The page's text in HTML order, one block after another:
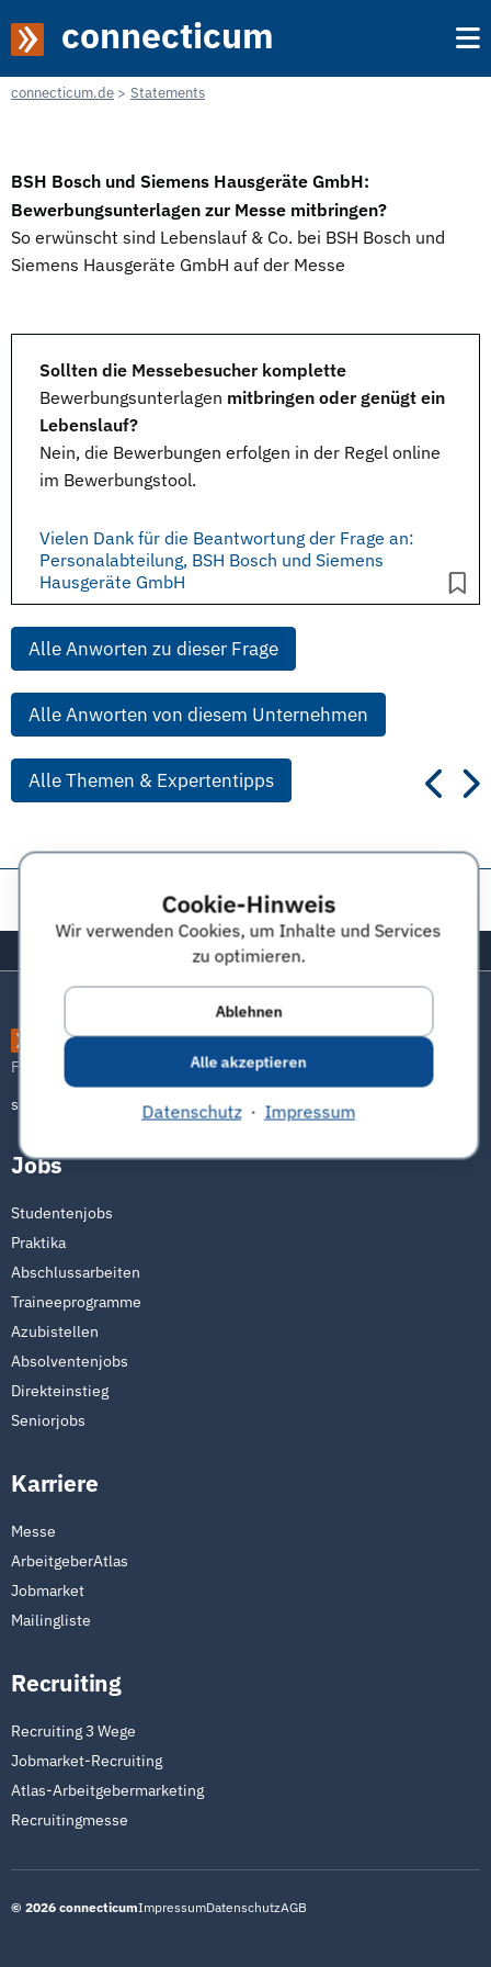
Cookie-Hinweis
Wir verwenden Cookies, um Inhalte und Services
zu optimieren.
Ablehnen
Alle akzeptieren
Datenschutz· Impressum
connecticum
connecticum.de Statements
BSH Bosch und Siemens Hausgeräte GmbH:
Bewerbungsunterlagen zur Messe mitbringen?
So erwünscht sind Lebenslauf & Co. bei BSH Bosch und
Siemens Hausgeräte GmbH auf der Messe
Sollten die Messebesucher komplette
Bewerbungsunterlagen mitbringen oder genügt ein
Lebenslauf?
Nein, die Bewerbungen erfolgen in der Regel online
im Bewerbungstool.
Vielen Dank für die Beantwortung der Frage an:
Personalabteilung, BSH Bosch und Siemens
Hausgeräte GmbH
Alle Anworten zu dieser Frage
Alle Anworten von diesem Unternehmen
Alle Themen & Expertentipps
Diese Seite teilen:
Zurück zum Seitenanfang
connecticum
Freu dich auf die Zukunft
serviceteam@connecticum.de
Jobs
Studentenjobs
Praktika
Abschlussarbeiten
Traineeprogramme
Azubistellen
Absolventenjobs
Direkteinstieg
Seniorjobs
Karriere
Messe
ArbeitgeberAtlas
Jobmarket
Mailingliste
Recruiting
Recruiting 3 Wege
Jobmarket-Recruiting
Atlas-Arbeitgebermarketing
Recruitingmesse
© 2026 connecticumImpressumDatenschutzAGB